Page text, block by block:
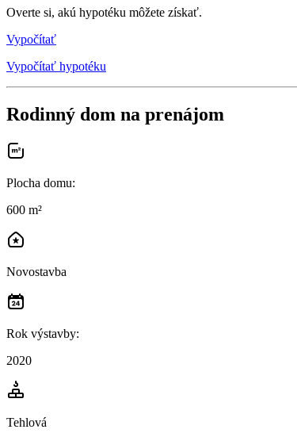
Overte si, akú hypotéku môžete získať.
Vypočítať
Vypočítať hypotéku
Rodinný dom na prenájom
Plocha domu:
600 m²
Novostavba
Rok výstavby:
2020
Tehlová